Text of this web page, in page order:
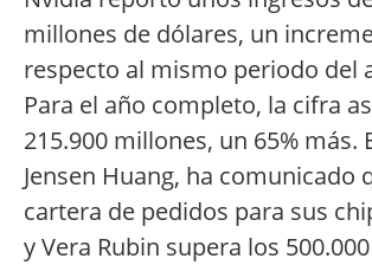
millones de dólares, un
respecto al mismo periodo del
Para el año completo, la cifra
215.900 millones, un 65% más.
Jensen Huang, ha comunicado
cartera de pedidos para sus
y Vera Rubin supera los